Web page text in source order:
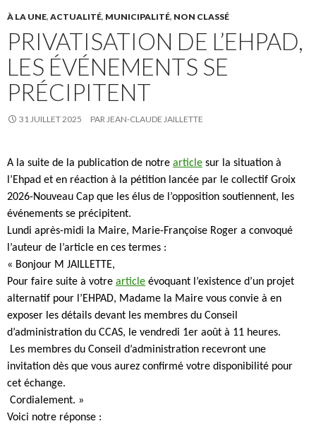
À LA UNE, ACTUALITÉ, MUNICIPALITÉ, NON CLASSÉ
PRIVATISATION DE L’EHPAD,
LES ÉVÉNEMENTS SE
PRÉCIPITENT
31 JUILLET 2025 PARJEAN-CLAUDE JAILLETTE
A la suite de la publication de notre article sur la situation à
l’Ehpad et en réaction à la pétition lancée par le collectif Groix
2026-Nouveau Cap que les élus de l’opposition soutiennent, les
événements se précipitent.
Lundi après-midi la Maire, Marie-Françoise Roger a convoqué
l’auteur de l’article en ces termes :
« Bonjour M JAILLETTE,
Pour faire suite à votre article évoquant l’existence d’un projet
alternatif pour l’EHPAD, Madame la Maire vous convie à en
exposer les détails devant les membres du Conseil
d’administration du CCAS, le vendredi 1er août à 11 heures.
Les membres du Conseil d’administration recevront une
invitation dès que vous aurez confirmé votre disponibilité pour
cet échange.
Cordialement. »
Voici notre réponse :